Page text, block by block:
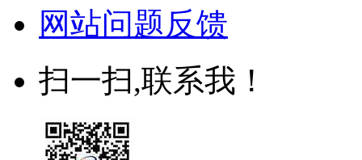
网站问题反馈
扫一扫,联系我！